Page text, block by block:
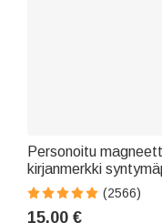
Personoitu
kirjanmerkki
saatavilla eri
lukutoukoille
(2566)
15,00 €